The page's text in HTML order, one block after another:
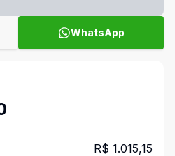
WhatsApp
R$ 1.015,15